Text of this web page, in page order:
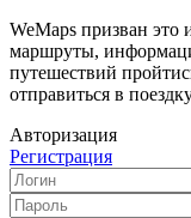
WeMaps призван это
маршруты,
путешествий
отправиться в
Авторизация
Регистрация